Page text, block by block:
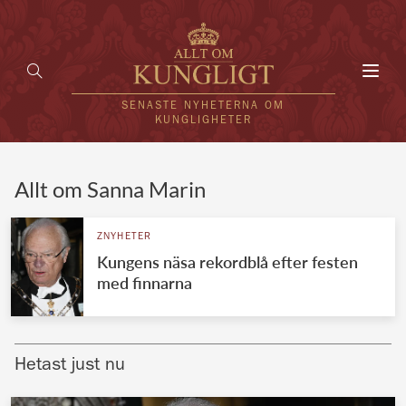
SENASTE NYHETERNA OM
KUNGLIGHETER
UTLÄNDSKT
VÄRLDENS KUNGAHUS
Brittiska kungahuset
Allt om Sanna Marin
ZNYHETER
Kungens näsa rekordblå efter festen
med finnarna
Hetast just nu